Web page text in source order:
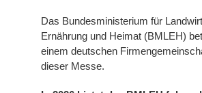
Das Bundesministerium für
Ernährung und Heimat (BMLEH)
einem deutschen
dieser Messe.